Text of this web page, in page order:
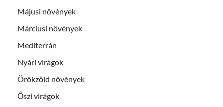
Májusi növények
Márciusi növények
Mediterrán
Nyári virágok
Örökzöld növények
Őszi virágok